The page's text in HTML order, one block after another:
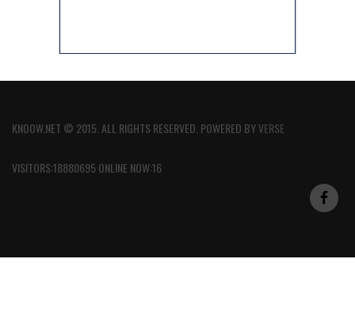
KNOOW.NET © 2015. ALL RIGHTS RESERVED. POWERED BYVERSE
VISITORS:18880695 ONLINE NOW:16